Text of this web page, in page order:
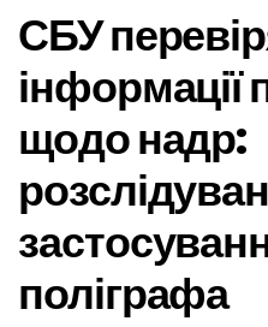
СБУ
інформації
щодо надр:
поліграфа